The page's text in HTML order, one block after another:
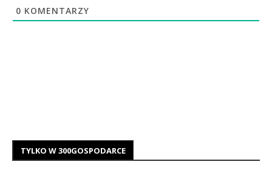
0 KOMENTARZY
TYLKO W 300GOSPODARCE